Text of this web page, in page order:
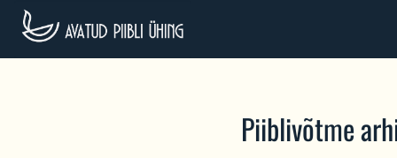
Skip
content
Piiblivõtme